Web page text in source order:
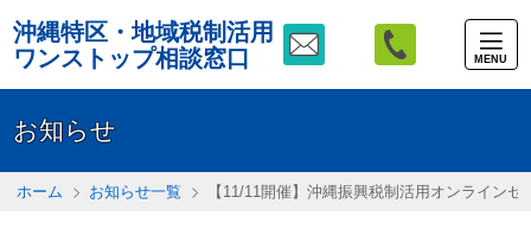
沖縄特区・地域税制活用
ワンストップ相談窓口
MENU
お知らせ
ホーム お知らせ一覧 【11/11開催】沖縄振興税制活用オンライン